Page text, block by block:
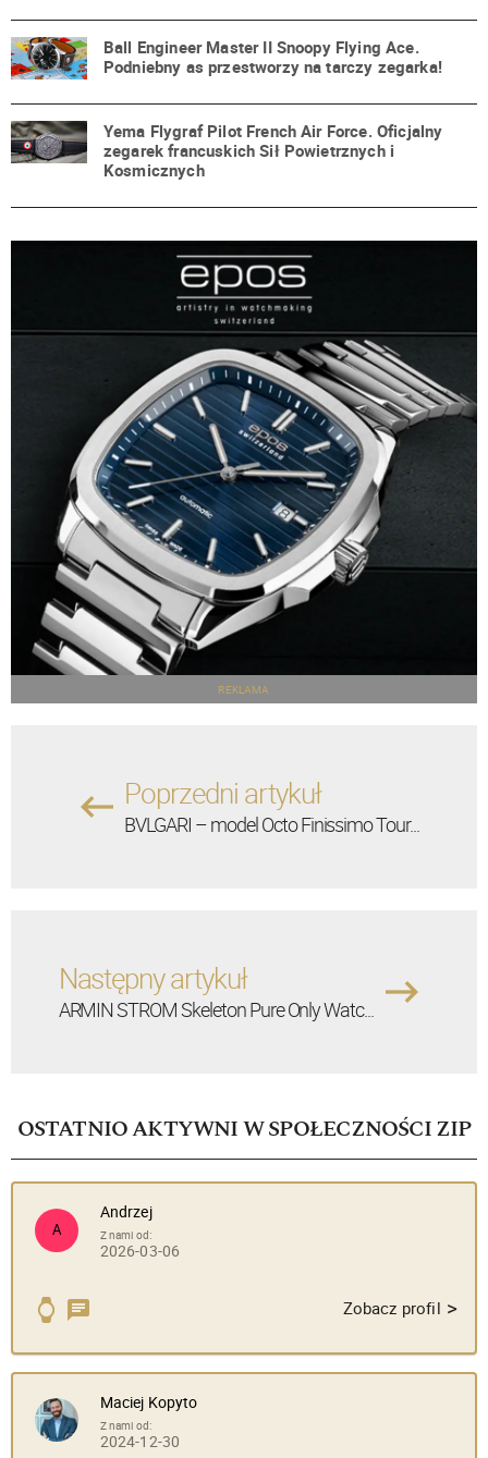
Ball Engineer Master II Snoopy Flying Ace.
Podniebny as przestworzy na tarczy zegarka!
Yema Flygraf Pilot French Air Force. Oficjalny
zegarek francuskich Sił Powietrznych i
Kosmicznych
REKLAMA
Poprzedni artykuł
BVLGARI – model Octo Finissimo Tour...
Następny artykuł
ARMIN STROM Skeleton Pure Only Watc...
OSTATNIO AKTYWNI W SPOŁECZNOŚCI ZIP
A
Andrzej
Z nami od:
2026-03-06
Zobacz profil >
Maciej Kopyto
Z nami od:
2024-12-30